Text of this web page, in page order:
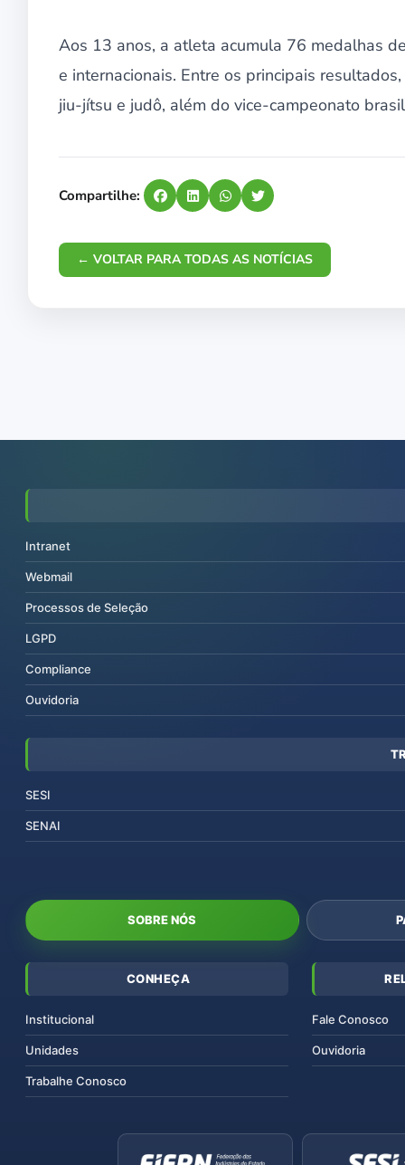
Aos 13 anos, a atleta acumula 76 medalhas
e internacionais. Entre os principais
jiu-jítsu e judô, além do vice-campeonato
Compartilhe:
← VOLTAR PARA TODAS AS NOTÍCIAS
Intranet
Webmail
Processos de Seleção
LGPD
Compliance
Ouvidoria
SESI
SENAI
SOBRE NÓS
CONHEÇA
Institucional
Unidades
Trabalhe Conosco
Fale Conosco
Ouvidoria